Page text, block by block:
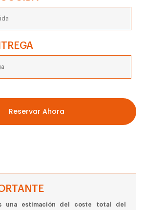
Reservar Ahora
una estimación del coste total del